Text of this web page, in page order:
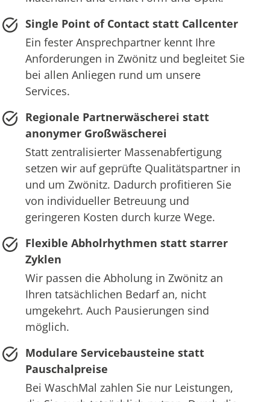
Single Point of Contact statt Callcenter
Ein fester Ansprechpartner kennt Ihre
Anforderungen in Zwönitz und begleitet Sie
bei allen Anliegen rund um unsere
Services.
Regionale Partnerwäscherei statt
anonymer Großwäscherei
Statt zentralisierter Massenabfertigung
setzen wir auf geprüfte Qualitätspartner in
und um Zwönitz. Dadurch profitieren Sie
von individueller Betreuung und
geringeren Kosten durch kurze Wege.
Flexible Abholrhythmen statt starrer
Zyklen
Wir passen die Abholung in Zwönitz an
Ihren tatsächlichen Bedarf an, nicht
umgekehrt. Auch Pausierungen sind
möglich.
Modulare Servicebausteine statt
Pauschalpreise
Bei WaschMal zahlen Sie nur Leistungen,